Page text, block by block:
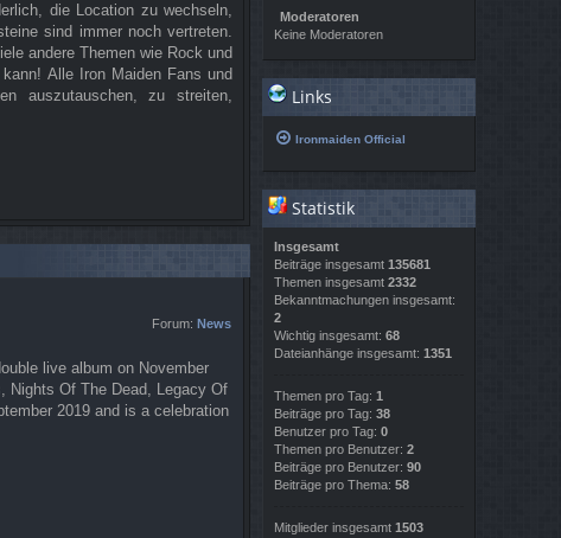
die Location zu wechseln,
sind immer noch vertreten.
andere Themen wie Rock und
Alle Iron Maiden Fans und
auszutauschen, zu streiten,
Forum: News
live album on November
Nights Of The Dead, Legacy Of
2019 and is a celebration
Moderatoren
Keine Moderatoren
Links
Ironmaiden Official
Statistik
Insgesamt
Beiträge insgesamt 135681
Themen insgesamt 2332
Bekanntmachungen insgesamt:
2
Wichtig insgesamt: 68
Dateianhänge insgesamt: 1351
Themen pro Tag: 1
Beiträge pro Tag: 38
Benutzer pro Tag: 0
Themen pro Benutzer: 2
Beiträge pro Benutzer: 90
Beiträge pro Thema: 58
Mitglieder insgesamt 1503